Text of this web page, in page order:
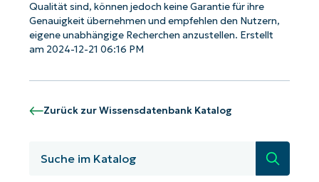
Qualität sind, können jedoch keine Garantie für ihre
Genauigkeit übernehmen und empfehlen den Nutzern,
eigene unabhängige Recherchen anzustellen. Erstellt
am 2024-12-21 06:16 PM
Zurück zur Wissensdatenbank Katalog
Suche
Starten Sie mit NinjaOne AI-gesteuerten
KB-Analysen!